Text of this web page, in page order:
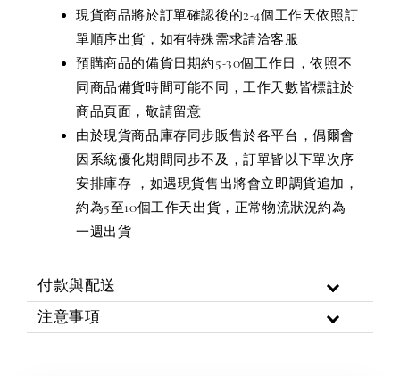
現貨商品將於訂單確認後的2-4個工作天依照訂
單順序出貨，如有特殊需求請洽客服
預購商品的備貨日期約5-30個工作日，依照不
同商品備貨時間可能不同，工作天數皆標註於
商品頁面，敬請留意
由於現貨商品庫存同步販售於各平台，偶爾會
因系統優化期間同步不及，訂單皆以下單次序
安排庫存 ，如遇現貨售出將會立即調貨追加，
約為5至10個工作天出貨，正常物流狀況約為
一週出貨
付款與配送
注意事項